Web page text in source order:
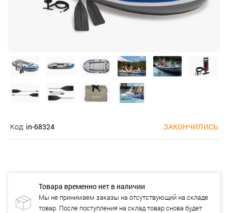
Код: in-68324 ЗАКОНЧИЛИСЬ
Товара временно нет в наличии
Мы не принимаем заказы на отсутствующий на складе
товар. После поступления на склад товар снова будет